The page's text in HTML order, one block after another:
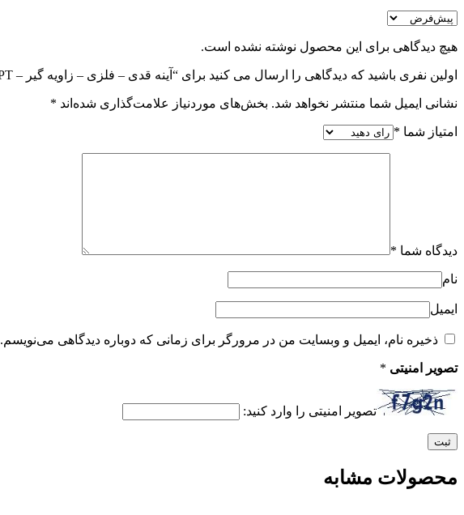
هیچ دیدگاهی برای این محصول نوشته نشده است.
اولین نفری باشید که دیدگاهی را ارسال می کنید برای “آینه قدی – فلزی – زاویه گیر – PT”
نشانی ایمیل شما منتشر نخواهد شد. بخش‌های موردنیاز علامت‌گذاری شده‌اند *
امتیاز شما *
دیدگاه شما *
نام
ایمیل
ذخیره نام، ایمیل و وبسایت من در مرورگر برای زمانی که دوباره دیدگاهی می‌نویسم.
تصویر امنیتی *
تصویر امنیتی را وارد کنید:
محصولات مشابه